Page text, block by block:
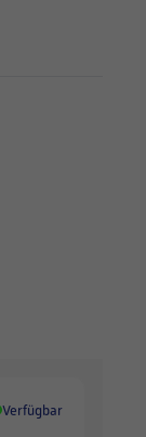
Verfügbar